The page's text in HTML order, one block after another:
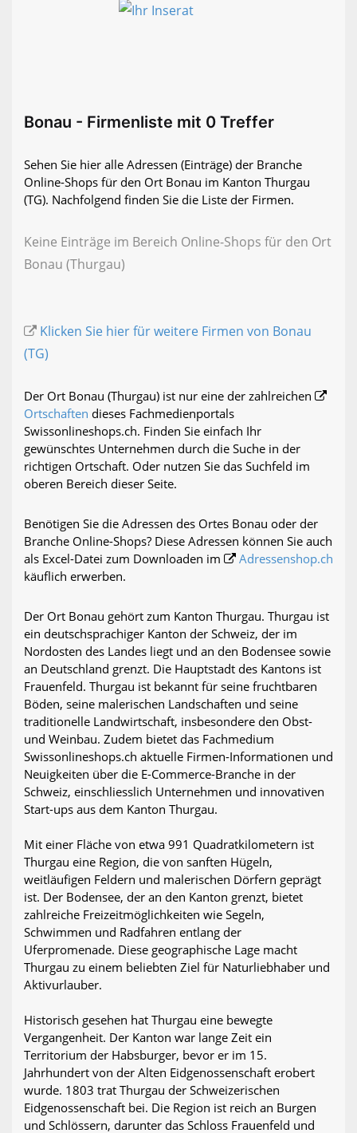
Bonau - Firmenliste mit 0 Treffer
Sehen Sie hier alle Adressen (Einträge) der Branche
Online-Shops für den Ort Bonau im Kanton Thurgau
(TG). Nachfolgend finden Sie die Liste der Firmen.
Keine Einträge im Bereich Online-Shops für den Ort
Bonau (Thurgau)
Klicken Sie hier für weitere Firmen von Bonau
(TG)
Der Ort Bonau (Thurgau) ist nur eine der zahlreichen
Ortschaften dieses Fachmedienportals
Swissonlineshops.ch. Finden Sie einfach Ihr
gewünschtes Unternehmen durch die Suche in der
richtigen Ortschaft. Oder nutzen Sie das Suchfeld im
oberen Bereich dieser Seite.
Benötigen Sie die Adressen des Ortes Bonau oder der
Branche Online-Shops? Diese Adressen können Sie auch
als Excel-Datei zum Downloaden im
Adressenshop.ch
käuflich erwerben.
Der Ort Bonau gehört zum Kanton Thurgau. Thurgau ist
ein deutschsprachiger Kanton der Schweiz, der im
Nordosten des Landes liegt und an den Bodensee sowie
an Deutschland grenzt. Die Hauptstadt des Kantons ist
Frauenfeld. Thurgau ist bekannt für seine fruchtbaren
Böden, seine malerischen Landschaften und seine
traditionelle Landwirtschaft, insbesondere den Obst-
und Weinbau. Zudem bietet das Fachmedium
Swissonlineshops.ch aktuelle Firmen-Informationen und
Neuigkeiten über die E-Commerce-Branche in der
Schweiz, einschliesslich Unternehmen und innovativen
Start-ups aus dem Kanton Thurgau.
Mit einer Fläche von etwa 991 Quadratkilometern ist
Thurgau eine Region, die von sanften Hügeln,
weitläufigen Feldern und malerischen Dörfern geprägt
ist. Der Bodensee, der an den Kanton grenzt, bietet
zahlreiche Freizeitmöglichkeiten wie Segeln,
Schwimmen und Radfahren entlang der
Uferpromenade. Diese geographische Lage macht
Thurgau zu einem beliebten Ziel für Naturliebhaber und
Aktivurlauber.
Historisch gesehen hat Thurgau eine bewegte
Vergangenheit. Der Kanton war lange Zeit ein
Territorium der Habsburger, bevor er im 15.
Jahrhundert von der Alten Eidgenossenschaft erobert
wurde. 1803 trat Thurgau der Schweizerischen
Eidgenossenschaft bei. Die Region ist reich an Burgen
und Schlössern, darunter das Schloss Frauenfeld und